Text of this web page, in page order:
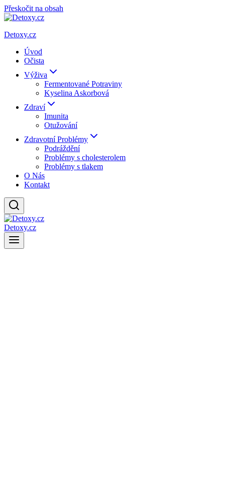
Přeskočit na obsah
Detoxy.cz
Úvod
Očista
Výživa
Fermentované Potraviny
Kyselina Askorbová
Zdraví
Imunita
Otužování
Zdravotní Problémy
Podráždění
Problémy s cholesterolem
Problémy s tlakem
O Nás
Kontakt
Detoxy.cz